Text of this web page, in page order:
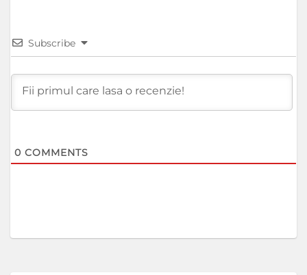
Subscribe
0 COMMENTS